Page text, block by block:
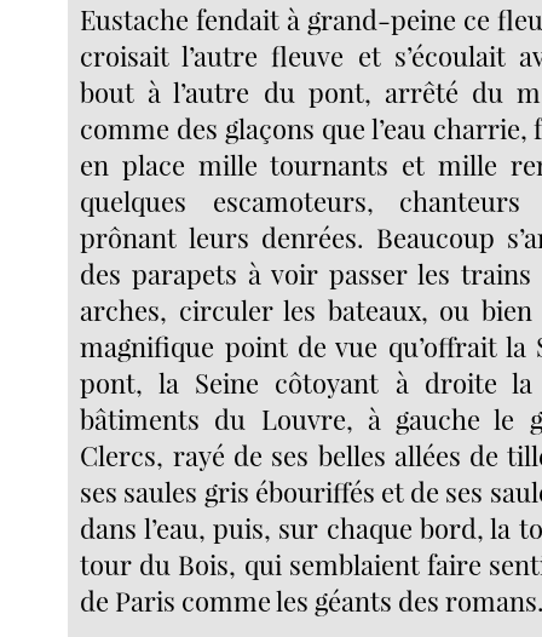
Eustache fendait à grand-peine ce
croisait l’autre fleuve et s’écoulait
bout à l’autre du pont, arrêté du
comme des glaçons que l’eau
en place mille tournants et mille
quelques escamoteurs,
prônant leurs denrées. Beaucoup
des parapets à voir passer les trains
arches, circuler les bateaux, ou
magnifique point de vue qu’offrait la
pont, la Seine côtoyant à droite
bâtiments du Louvre, à gauche le
Clercs, rayé de ses belles allées de
ses saules gris ébouriffés et de ses
dans l’eau, puis, sur chaque bord, la
tour du Bois, qui semblaient faire
de Paris comme les géants des